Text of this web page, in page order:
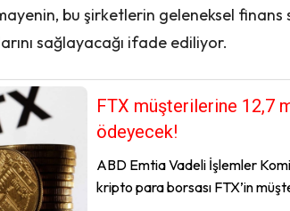
bu şirketlerin geleneksel
sağlayacağı ifade ediliyor.
FTX müşterilerine 12,7
ödeyecek!
ABD Emtia Vadeli İşlemler
kripto para borsası FTX’in